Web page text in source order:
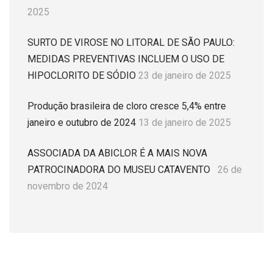
2025
SURTO DE VIROSE NO LITORAL DE SÃO PAULO:
MEDIDAS PREVENTIVAS INCLUEM O USO DE
HIPOCLORITO DE SÓDIO 23 de janeiro de 2025
Produção brasileira de cloro cresce 5,4% entre
janeiro e outubro de 2024 13 de janeiro de 2025
ASSOCIADA DA ABICLOR É A MAIS NOVA
PATROCINADORA DO MUSEU CATAVENTO
26 de
novembro de 2024